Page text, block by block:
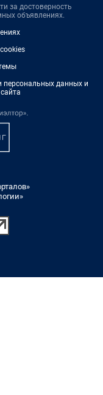
за достоверность
объявлениях.
персональных данных и